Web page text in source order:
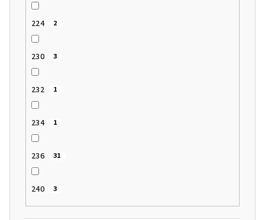
224 2
230 3
232 1
234 1
236 31
240 3